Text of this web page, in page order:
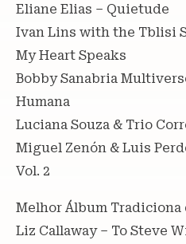
Eliane Elias – Quietude
Ivan Lins with the Tblisi
My Heart Speaks
Bobby Sanabria
Humana
Luciana Souza & Trio
Miguel Zenón & Luis
Vol. 2
Melhor Álbum Tradiciona
Liz Callaway – To Steve